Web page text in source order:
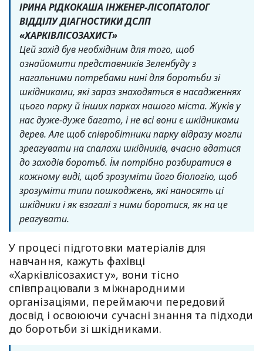
ІРИНА РІДКОКАША ІНЖЕНЕР-ЛІСОПАТОЛОГ
ВІДДІЛУ ДІАГНОСТИКИ ДСЛП
«ХАРКІВЛІСОЗАХИСТ»
Цей захід був необхідним для того, щоб
ознайомити представників Зеленбуду з
нагальними потребами нині для боротьби зі
шкідниками, які зараз знаходяться в насадженнях
цього парку й інших парках нашого міста. Жуків у
нас дуже-дуже багато, і не всі вони є шкідниками
дерев. Але щоб співробітники парку відразу могли
зреагувати на спалахи шкідників, вчасно вдатися
до заходів боротьб. Їм потрібно розбиратися в
кожному виді, щоб зрозуміти його біологію, щоб
зрозуміти типи пошкоджень, які наносять ці
шкідники і як взагалі з ними боротися, як на це
реагувати.
У процесі підготовки матеріалів для
навчання, кажуть фахівці
«Харківлісозахисту», вони тісно
співпрацювали з міжнародними
організаціями, переймаючи передовий
досвід і освоюючи сучасні знання та підходи
до боротьби зі шкідниками.